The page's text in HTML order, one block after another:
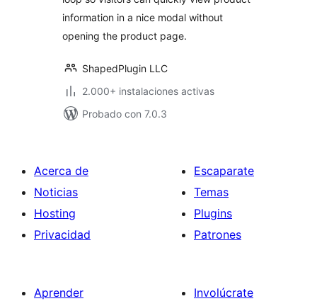
information in a nice modal without
opening the product page.
ShapedPlugin LLC
2.000+ instalaciones activas
Probado con 7.0.3
Acerca de
Noticias
Hosting
Privacidad
Escaparate
Temas
Plugins
Patrones
Aprender
Involúcrate